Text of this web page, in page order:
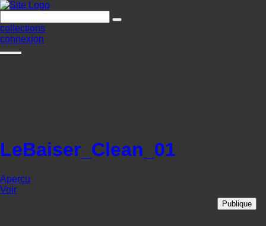
collections
connexion
LeBaiser_Clean_01
Aperçu
Voir
Publique